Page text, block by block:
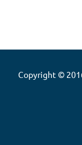
Copyright ©